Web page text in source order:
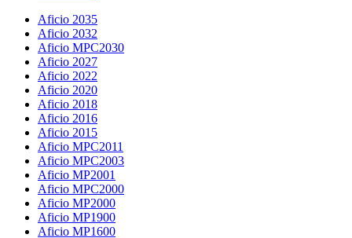
Aficio 2035
Aficio 2032
Aficio MPC2030
Aficio 2027
Aficio 2022
Aficio 2020
Aficio 2018
Aficio 2016
Aficio 2015
Aficio MPC2011
Aficio MPC2003
Aficio MP2001
Aficio MPC2000
Aficio MP2000
Aficio MP1900
Aficio MP1600